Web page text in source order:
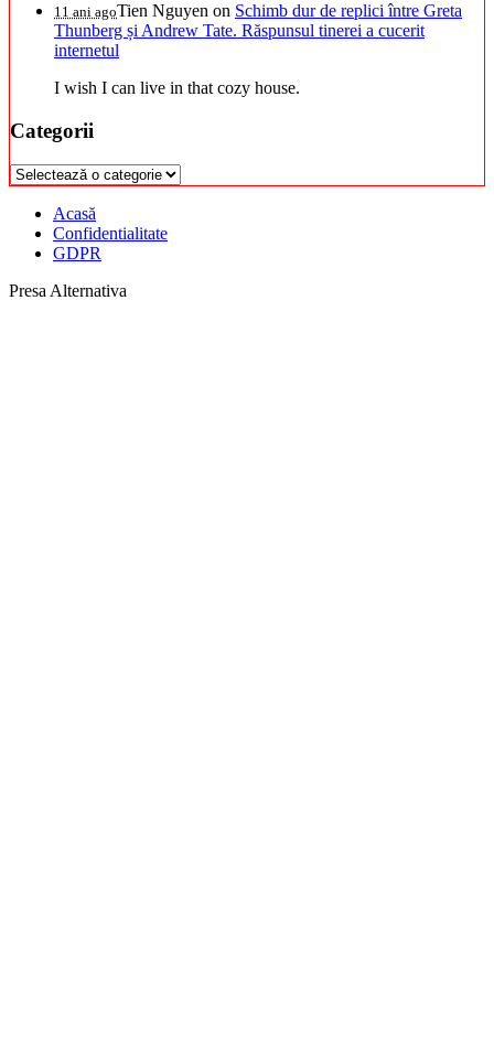
11 ani agoTien Nguyen on Schimb dur de replici între Greta
Thunberg și Andrew Tate. Răspunsul tinerei a cucerit
internetul
I wish I can live in that cozy house.
Categorii
Categorii
Acasă
Confidentialitate
GDPR
Presa Alternativa